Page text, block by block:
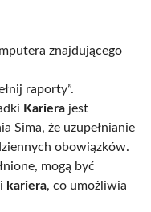
znajdującego
raporty”.
Kariera jest
Sima, że uzupełnianie
obowiązków.
mogą być
kariera, co umożliwia